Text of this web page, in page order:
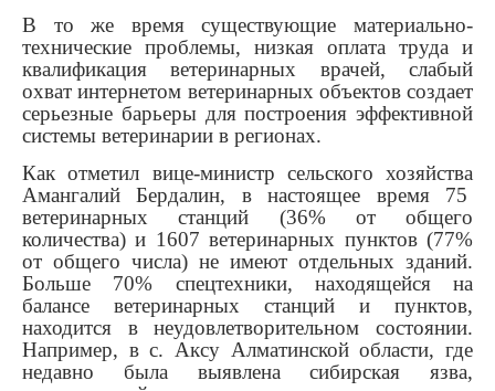
В то же время существующие материально-
технические проблемы, низкая оплата труда и
квалификация ветеринарных врачей, слабый
охват интернетом ветеринарных объектов создает
серьезные барьеры для построения эффективной
системы ветеринарии в регионах.
Как отметил вице-министр сельского хозяйства
Амангалий Бердалин, в настоящее время 75
ветеринарных станций (36% от общего
количества) и 1607 ветеринарных пунктов (77%
от общего числа) не имеют отдельных зданий.
Больше 70% спецтехники, находящейся на
балансе ветеринарных станций и пунктов,
находится в неудовлетворительном состоянии.
Например, в с. Аксу Алматинской области, где
недавно была выявлена сибирская язва,